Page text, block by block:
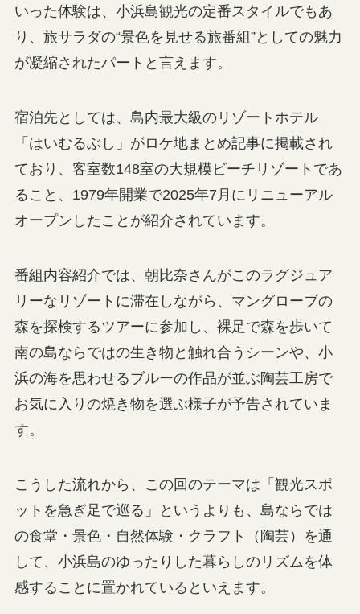
いった体験は、小浜島観光の定番スタイルでもあ
り、旅サラダの“景色を見せる旅番組”としての魅力
が凝縮されたパートと言えます。
宿泊先としては、島内最大級のリゾートホテル
「はいむるぶし」がロケ地まとめ記事に掲載され
ており、客室数148室の大規模ビーチリゾートであ
ること、1979年開業で2025年7月にリニューアル
オープンしたことが紹介されています。
番組内容紹介では、朝比奈さんがこのラグジュア
リーなリゾートに滞在しながら、マングローブの
森を探検するツアーに参加し、裸足で森を歩いて
南の島ならではの生き物と触れ合うシーンや、小
浜の海を思わせるブルーの作品が並ぶ陶芸工房で
お気に入りの焼き物を選ぶ様子が予告されていま
す。
こうした流れから、この回のテーマは「観光スポ
ットを急ぎ足で巡る」というよりも、島ならでは
の食堂・景色・自然体験・クラフト（陶芸）を通
して、小浜島のゆったりした暮らしのリズムを体
感することに置かれているといえます。